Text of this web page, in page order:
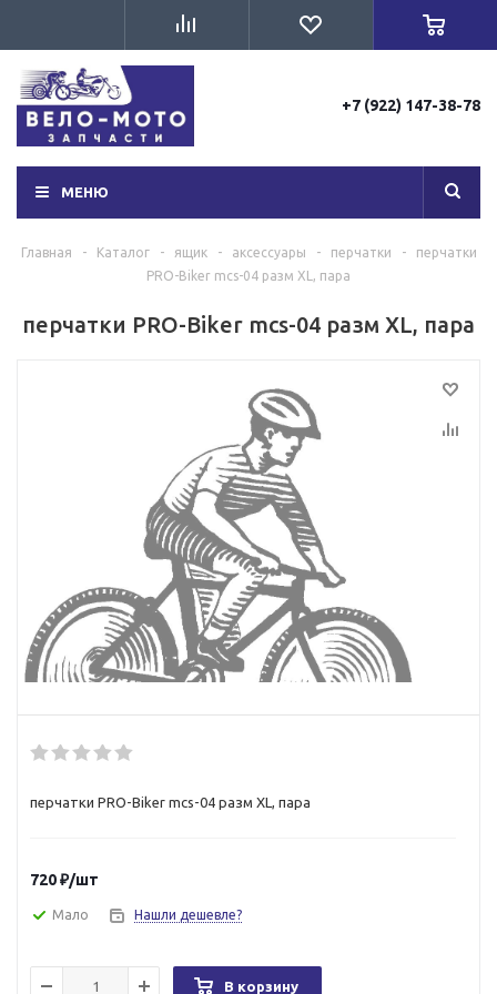
+7 (922) 147-38-78
МЕНЮ
Главная - Каталог - ящик - аксессуары - перчатки -
перчатки
PRO-Biker mcs-04 разм XL, пара
перчатки PRO-Biker mcs-04 разм XL, пара
перчатки PRO-Biker mcs-04 разм XL, пара
720₽/шт
Мало Нашли дешевле?
В корзину